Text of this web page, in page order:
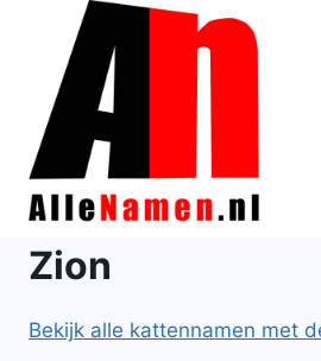
Doorgaan
inhoud
Zion
Bekijk alle kattennamen met